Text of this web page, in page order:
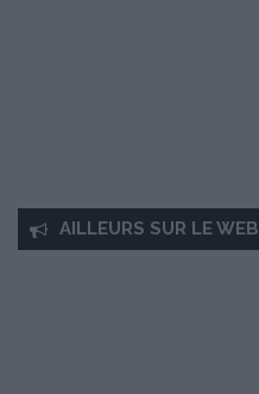
AILLEURS SUR LE WEB